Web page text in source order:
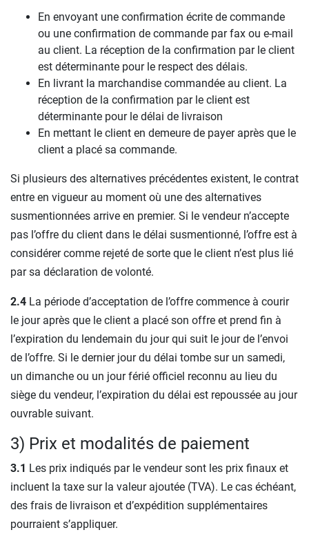
En envoyant une confirmation écrite de commande
ou une confirmation de commande par fax ou e-mail
au client. La réception de la confirmation par le client
est déterminante pour le respect des délais.
En livrant la marchandise commandée au client. La
réception de la confirmation par le client est
déterminante pour le délai de livraison
En mettant le client en demeure de payer après que le
client a placé sa commande.
Si plusieurs des alternatives précédentes existent, le contrat
entre en vigueur au moment où une des alternatives
susmentionnées arrive en premier. Si le vendeur n’accepte
pas l’offre du client dans le délai susmentionné, l’offre est à
considérer comme rejeté de sorte que le client n’est plus lié
par sa déclaration de volonté.
2.4 La période d’acceptation de l’offre commence à courir
le jour après que le client a placé son offre et prend fin à
l’expiration du lendemain du jour qui suit le jour de l’envoi
de l’offre. Si le dernier jour du délai tombe sur un samedi,
un dimanche ou un jour férié officiel reconnu au lieu du
siège du vendeur, l’expiration du délai est repoussée au jour
ouvrable suivant.
3) Prix et modalités de paiement
3.1 Les prix indiqués par le vendeur sont les prix finaux et
incluent la taxe sur la valeur ajoutée (TVA). Le cas échéant,
des frais de livraison et d’expédition supplémentaires
pourraient s’appliquer.